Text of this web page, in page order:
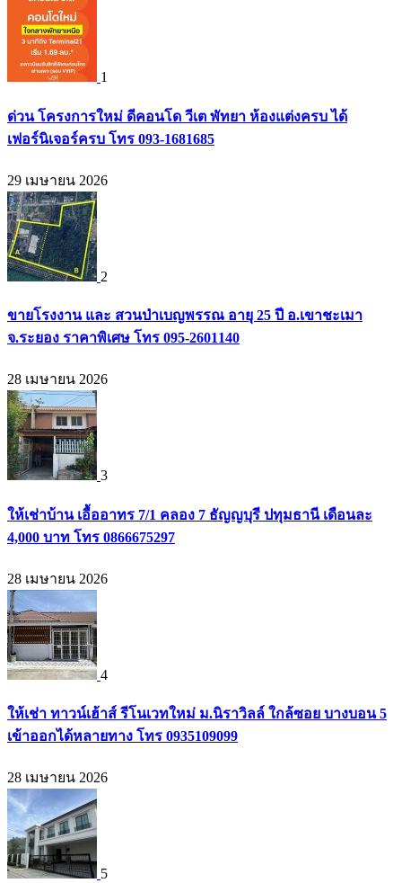
1
ด่วน โครงการใหม่ ดีคอนโด วีเต พัทยา ห้องแต่งครบ ได้
เฟอร์นิเจอร์ครบ โทร 093-1681685
29 เมษายน 2026
2
ขายโรงงาน และ สวนป่าเบญพรรณ อายุ 25 ปี อ.เขาชะเมา
จ.ระยอง ราคาพิเศษ โทร 095-2601140
28 เมษายน 2026
3
ให้เช่าบ้าน เอื้ออาทร 7/1 คลอง 7 ธัญญบุรี ปทุมธานี เดือนละ
4,000 บาท โทร 0866675297
28 เมษายน 2026
4
ให้เช่า ทาวน์เฮ้าส์ รีโนเวทใหม่ ม.นิราวิลล์ ใกล้ซอย บางบอน 5
เข้าออกได้หลายทาง โทร 0935109099
28 เมษายน 2026
5